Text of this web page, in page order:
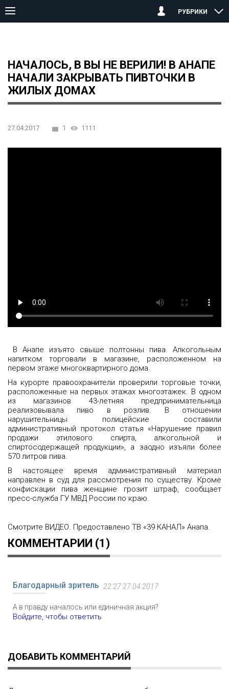
РУБРИКИ
Началось, в вы не верили! В Анапе
НАЧАЛОСЬ, В ВЫ НЕ ВЕРИЛИ! В АНАПЕ
НАЧАЛИ ЗАКРЫВАТЬ ПИВТОЧКИ В
ЖИЛЫХ ДОМАХ
27.04.2017 1 1111
В Анапе изъято свыше полтонны пива. Алкогольным
напитком торговали в магазине, расположенном на
первом этаже многоквартирного дома.
На курорте правоохранители проверили торговые точки,
расположенные на первых этажах многоэтажек. В одном
из магазинов 43-летняя предпринимательница
реализовывала пиво в розлив. В отношении
нарушительницы полицейские составили
административный протокол статья «Нарушение правил
продажи этилового спирта, алкогольной и
спиртосодержащей продукции», а заодно изъяли более
570 литров пива.
В настоящее время административный материал
направлен в суд для рассмотрения по существу. Кроме
конфискации пива женщине грозит штраф, сообщает
пресс-служба ГУ МВД России по краю.
Смотрите ВИДЕО. Предоставлено ТВ «39 КАНАЛ» Анапа.
КОММЕНТАРИИ (1)
Благодарный зритель 22:27 27.04.2017
А в правду началось или единичная акция?
Войдите, чтобы ответить
ДОБАВИТЬ КОММЕНТАРИЙ